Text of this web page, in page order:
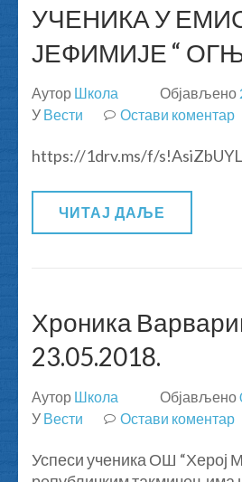
УЧЕНИКА У
ЈЕФИМИЈЕ “
Аутор Школа Објављено
У Вести Остави коментар
https://1drv.ms/f/
ЧИТАЈ ДАЉЕ
Хроника
23.05.2018.
Аутор Школа Објављено
У Вести Остави коментар
Успеси ученика ОШ “Херој